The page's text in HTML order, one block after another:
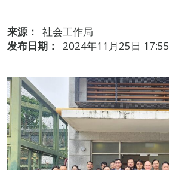
来源：
社会工作局
发布日期：
2024年11月25日 17:55